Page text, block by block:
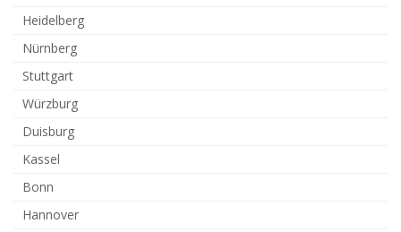
Heidelberg
Nürnberg
Stuttgart
Würzburg
Duisburg
Kassel
Bonn
Hannover